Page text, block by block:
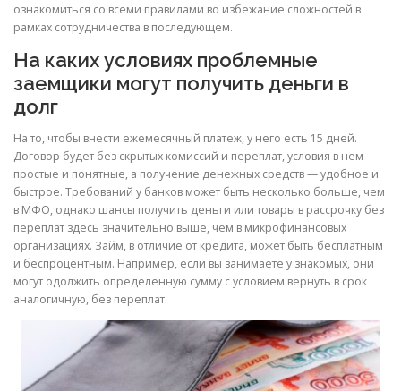
ознакомиться со всеми правилами во избежание сложностей в
рамках сотрудничества в последующем.
На каких условиях проблемные
заемщики могут получить деньги в
долг
На то, чтобы внести ежемесячный платеж, у него есть 15 дней.
Договор будет без скрытых комиссий и переплат, условия в нем
простые и понятные, а получение денежных средств — удобное и
быстрое. Требований у банков может быть несколько больше, чем
в МФО, однако шансы получить деньги или товары в рассрочку без
переплат здесь значительно выше, чем в микрофинансовых
организациях. Займ, в отличие от кредита, может быть бесплатным
и беспроцентным. Например, если вы занимаете у знакомых, они
могут одолжить определенную сумму с условием вернуть в срок
аналогичную, без переплат.